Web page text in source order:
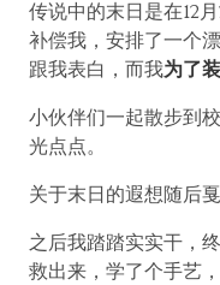
传说中的末日是在12
补偿我，安排了一个
跟我表白，而我为了
小伙伴们一起散步到
光点点。
关于末日的遐想随后戛
之后我踏踏实实干，
救出来，学了个手艺